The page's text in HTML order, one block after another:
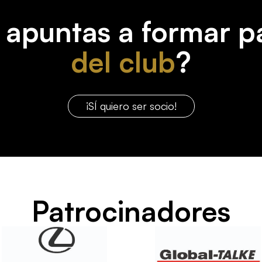
apuntas a formar
del club?
¡SÍ quiero ser socio!
Patrocinadores